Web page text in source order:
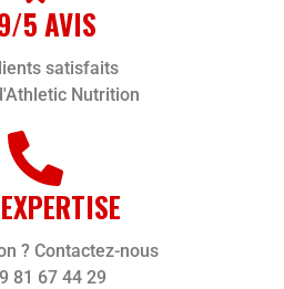
5 AVIS
satisfaits
Nutrition
? Contactez-nous
81 67 44 29